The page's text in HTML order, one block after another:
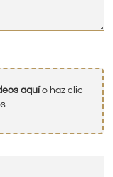
aquío haz clic